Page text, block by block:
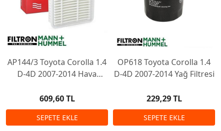
AP144/3 Toyota Corolla 1.4
D-4D 2007-2014 Hava
609,60 TL
OP618 Toyota Corolla 1.4
D-4D 2007-2014 Yağ Filtresi
229,29 TL